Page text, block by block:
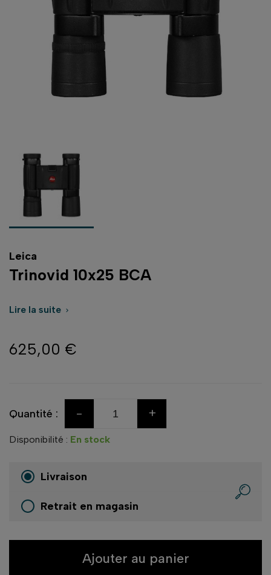
Leica
Trinovid 10x25 BCA
Lire la suite 
625,00 €
Quantité : - +
Disponibilité : En stock
Livraison
Retrait en magasin
Ajouter au panier